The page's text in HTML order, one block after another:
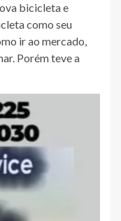
bicicleta e
como seu
ir ao mercado,
Porém teve a